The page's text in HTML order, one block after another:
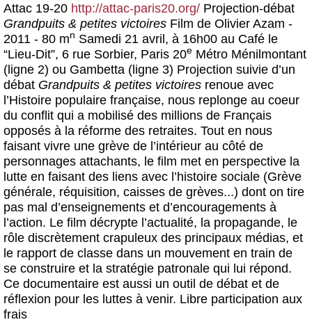
Attac 19-20 http://attac-paris20.org/ Projection-débat
Grandpuits & petites victoires Film de Olivier Azam -
2011 - 80 mn Samedi 21 avril, à 16h00 au Café le
“Lieu-Dit”, 6 rue Sorbier, Paris 20e Métro Ménilmontant
(ligne 2) ou Gambetta (ligne 3) Projection suivie d’un
débat Grandpuits & petites victoires renoue avec
l’Histoire populaire française, nous replonge au coeur
du conflit qui a mobilisé des millions de Français
opposés à la réforme des retraites. Tout en nous
faisant vivre une grève de l’intérieur au côté de
personnages attachants, le film met en perspective la
lutte en faisant des liens avec l’histoire sociale (Grève
générale, réquisition, caisses de grèves...) dont on tire
pas mal d’enseignements et d’encouragements à
l’action. Le film décrypte l’actualité, la propagande, le
rôle discrètement crapuleux des principaux médias, et
le rapport de classe dans un mouvement en train de
se construire et la stratégie patronale qui lui répond.
Ce documentaire est aussi un outil de débat et de
réflexion pour les luttes à venir. Libre participation aux
frais